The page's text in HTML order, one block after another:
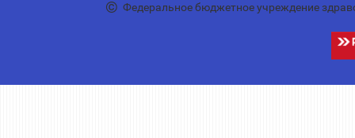
Федеральное бюджетное учреждение